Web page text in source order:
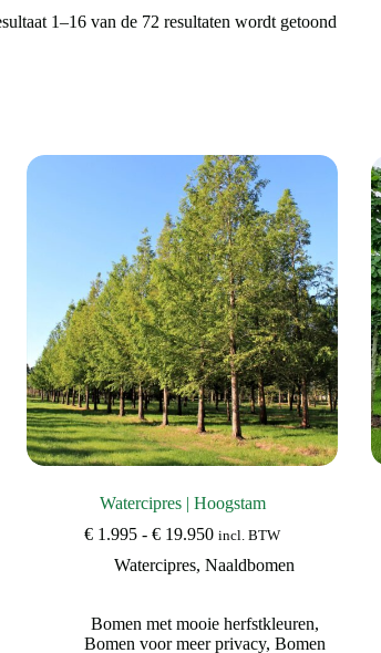
1–16 van de 72 resultaten wordt getoond
Watercipres | Hoogstam
€ 1.995 - € 19.950Prijsklasse:
tot
incl. BTW
Watercipres,Naaldbomen
Bomen met mooie herfstkleuren,
Bomen voor meer privacy, Bomen